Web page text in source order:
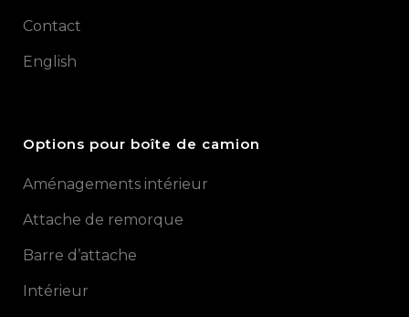
Contact
English
Options pour boîte de camion
Aménagements intérieur
Attache de remorque
Barre d’attache
Intérieur